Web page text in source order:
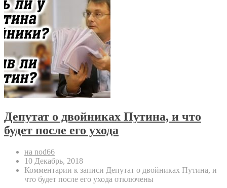
Депутат о двойниках Путина, и что
будет после его ухода
на nod66
10 Декабрь, 2018
Комментарии к записи Депутат о двойниках Путина, и
что будет после его ухода отключены